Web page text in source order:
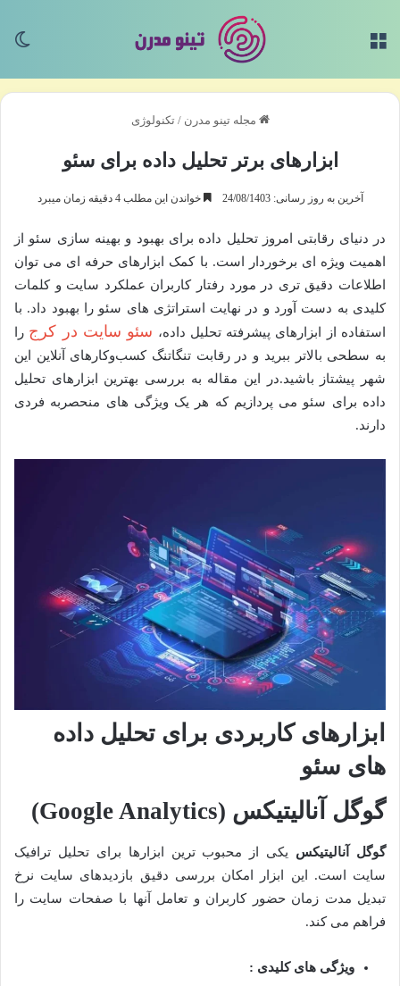
مجله تینو مدرن / تکنولوژی
ابزارهای برتر تحلیل داده برای سئو
آخرین به روز رسانی: 24/08/1403 خواندن این مطلب 4 دقیقه زمان میبرد
در دنیای رقابتی امروز تحلیل داده برای بهبود و بهینه سازی سئو از
اهمیت ویژه ای برخوردار است. با کمک ابزارهای حرفه ای می توان
اطلاعات دقیق تری در مورد رفتار کاربران عملکرد سایت و کلمات
کلیدی به دست آورد و در نهایت استراتژی های سئو را بهبود داد. با
استفاده از ابزارهای پیشرفته تحلیل داده، سئو سایت در کرج را
به سطحی بالاتر ببرید و در رقابت تنگاتنگ کسب‌وکارهای آنلاین این
شهر پیشتاز باشید.در این مقاله به بررسی بهترین ابزارهای تحلیل
داده برای سئو می پردازیم که هر یک ویژگی های منحصربه فردی
دارند.
ابزارهای کاربردی برای تحلیل داده
های سئو
گوگل آنالیتیکس (Google Analytics)
گوگل آنالیتیکس یکی از محبوب ترین ابزارها برای تحلیل ترافیک
سایت است. این ابزار امکان بررسی دقیق بازدیدهای سایت نرخ
تبدیل مدت زمان حضور کاربران و تعامل آنها با صفحات سایت را
فراهم می کند.
ویژگی های کلیدی :